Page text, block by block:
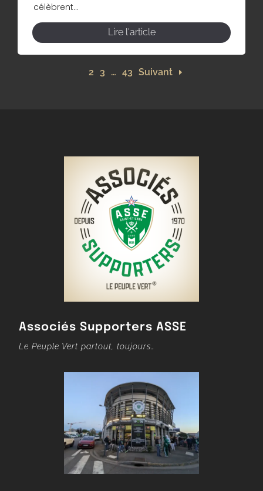
célèbrent...
Lire l'article
2 3 … 43 Suivant
Associés Supporters ASSE
Le Peuple Vert partout, toujours…